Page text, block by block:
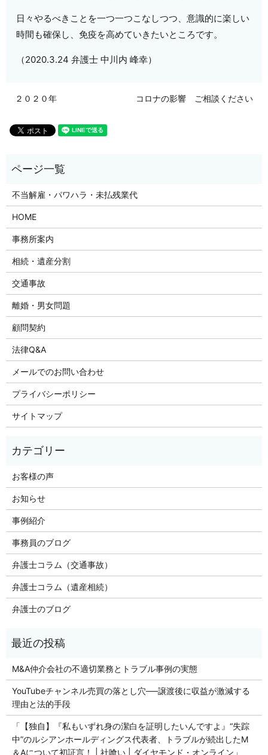
日々やるべきことを一つ一つこなしつつ、意識的に楽しい
時間も確保し、免疫を高めていきたいところです。
（2020.3.24 弁護士 中川内 峰幸）
２０２０年 コロナの影響 ご相談ください
不当解雇・パワハラ・未払残業代
HOME
事務所案内
相続・遺産分割
交通事故
離婚・男女問題
顧問契約
法律Q&A
メールでのお問い合わせ
プライバシーポリシー
サイトマップ
お客様の声
お知らせ
事例紹介
事務員のブログ
弁護士コラム（交通事故）
弁護士コラム（遺産相続）
弁護士のブログ
M&A仲介会社の不適切業務とトラブル事例の実態
YouTubeチャンネル売買の落とし穴──譲渡後に収益が激減する
理由と法的手段
「【独自】『私もいずれ身の潔白を証明したいんですよ』“失踪
中”のルシアンホールディングス代表者、トラブルが続出したM
＆Aについて初証言！ | 社喰い | ダイヤモンド・オンライン」